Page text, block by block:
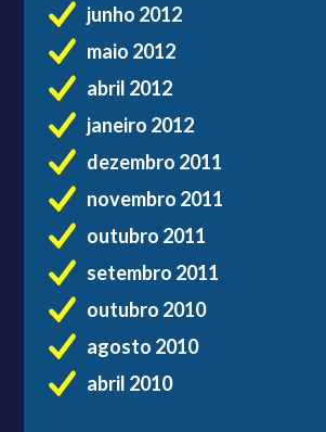
junho 2012
maio 2012
abril 2012
janeiro 2012
dezembro 2011
novembro 2011
outubro 2011
setembro 2011
outubro 2010
agosto 2010
abril 2010